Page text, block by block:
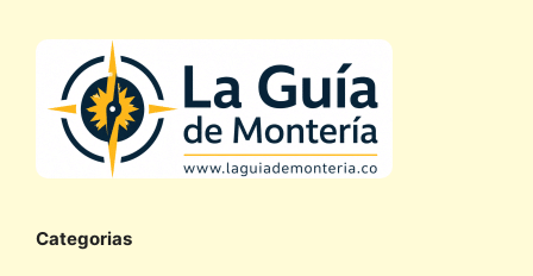
Categorias